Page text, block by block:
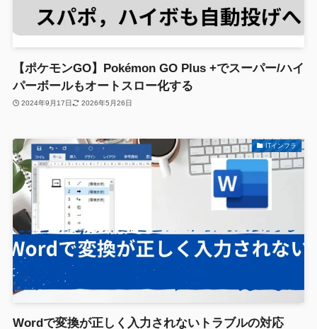
【ポケモンGO】Pokémon GO Plus +でスーパー/ハイ
パーボールもオートスロー化する
2024年9月17日 2026年5月26日
ITインフラ
Wordで変換が正しく入力されないトラブルの対応